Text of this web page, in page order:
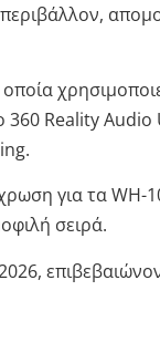
Reality Audio
για τα WH-
σειρά.